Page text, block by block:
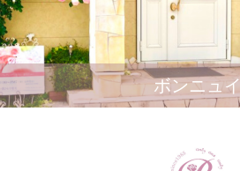
ボンニュイ